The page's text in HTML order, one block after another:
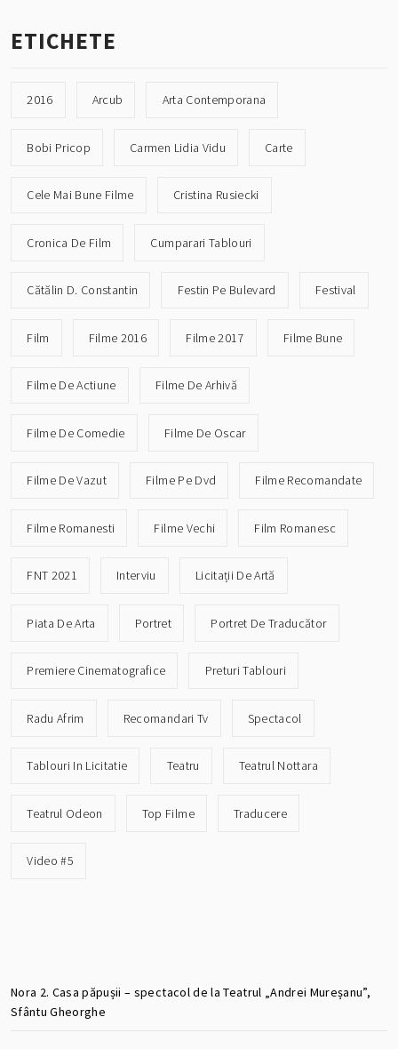
ETICHETE
2016 Arcub Arta Contemporana
Bobi Pricop Carmen Lidia Vidu Carte
Cele Mai Bune Filme Cristina Rusiecki
Cronica De Film Cumparari Tablouri
Cătălin D. Constantin Festin Pe Bulevard Festival
Film Filme 2016 Filme 2017 Filme Bune
Filme De Actiune Filme De Arhivă
Filme De Comedie Filme De Oscar
Filme De Vazut Filme Pe Dvd Filme Recomandate
Filme Romanesti Filme Vechi Film Romanesc
FNT 2021 Interviu Licitații De Artă
Piata De Arta Portret Portret De Traducător
Premiere Cinematografice Preturi Tablouri
Radu Afrim Recomandari Tv Spectacol
Tablouri In Licitatie Teatru Teatrul Nottara
Teatrul Odeon Top Filme Traducere
Video #5
Nora 2. Casa păpușii – spectacol de la Teatrul „Andrei Mureșanu”,
Sfântu Gheorghe